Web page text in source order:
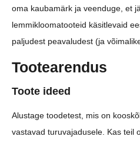
oma kaubamärk ja veenduge, et
lemmikloomatooteid käsitlevaid
paljudest peavaludest (ja
Tootearendus
Toote ideed
Alustage toodetest, mis on
vastavad turuvajadusele. Kas teil